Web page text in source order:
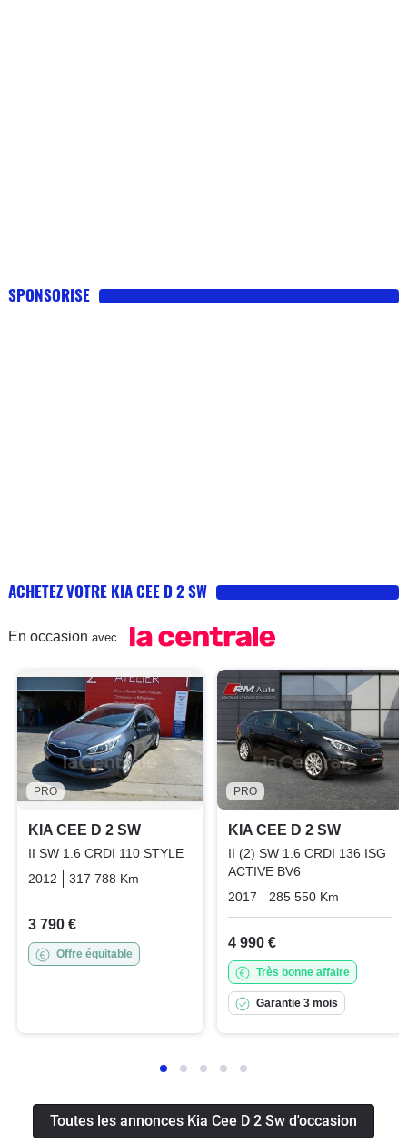
SPONSORISE
ACHETEZ VOTRE KIA CEE D 2 SW
En occasion avec
PRO
KIA CEE D 2 SW
II SW 1.6 CRDI 110 STYLE
2012
317 788 Km Diesel
3 790 €
Offre équitable
PRO
KIA CEE D 2 SW
II (2) SW 1.6 CRDI 136 ISG
ACTIVE BV6
2017
285 550 Km
4 990 €
Très bonne affaire
Garantie 3 mois
Toutes les annonces Kia Cee D 2 Sw d'occasion